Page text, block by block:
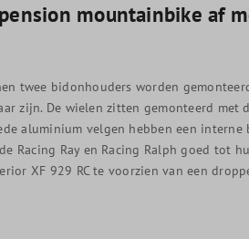
mountainbike af
twee bidonhouders worden
zijn. De wielen zitten gemonteerd met
aluminium velgen hebben een interne
Racing Ray en Racing Ralph goed tot
XF 929 RC te voorzien van een